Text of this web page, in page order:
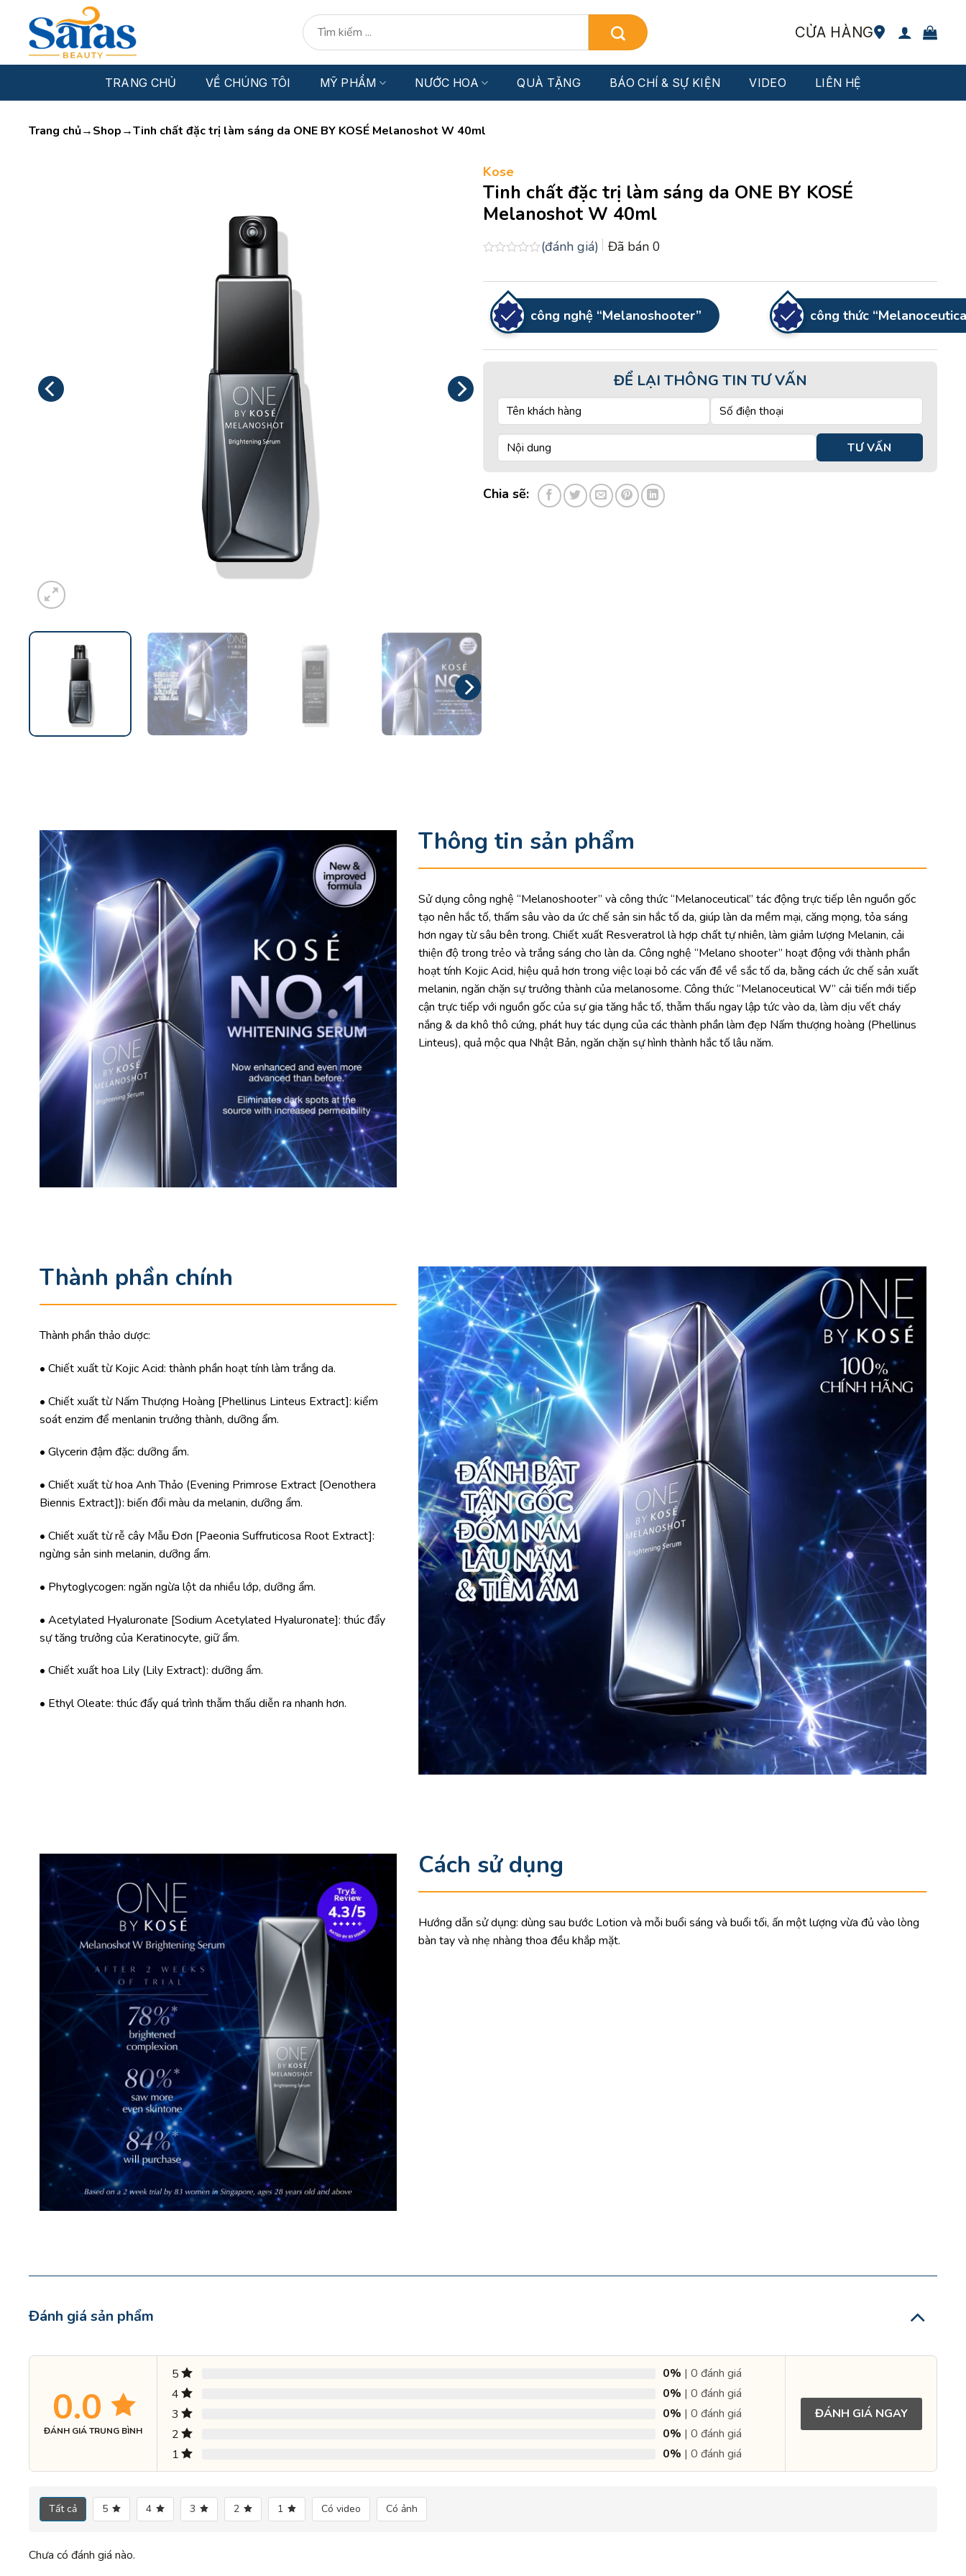
dung
Tìm
kiếm:
CỬA HÀNG
TRANG CHỦ VỀ CHÚNG TÔI MỸ PHẨM NƯỚC HOA QUÀ TẶNG BÁO CHÍ & SỰ KIỆN VIDEO LIÊN HỆ
Trang chủ→Shop→Tinh chất đặc trị làm sáng da ONE BY KOSÉ Melanoshot W 40ml
Kose
Tinh chất đặc trị làm sáng da ONE BY KOSÉ
Melanoshot W 40ml
sao
(đánh giá) Đã bán 0
công nghệ “Melanoshooter” công thức
ĐỂ LẠI THÔNG TIN TƯ VẤN
Chia sẽ:
Thông tin sản phẩm
Sử dụng công nghệ “Melanoshooter” và công thức “Melanoceutical” tác động trực tiếp lên nguồn gốc
tạo nên hắc tố, thấm sâu vào da ức chế sản sin hắc tố da, giúp làn da mềm mại, căng mọng, tỏa sáng
hơn ngay từ sâu bên trong. Chiết xuất Resveratrol là hợp chất tự nhiên, làm giảm lượng Melanin, cải
thiện độ trong trẻo và trắng sáng cho làn da. Công nghệ “Melano shooter” hoạt động với thành phần
hoạt tính Kojic Acid, hiệu quả hơn trong việc loại bỏ các vấn đề về sắc tố da, bằng cách ức chế sản xuất
melanin, ngăn chặn sự trưởng thành của melanosome. Công thức “Melanoceutical W” cải tiến mới tiếp
cận trực tiếp với nguồn gốc của sự gia tăng hắc tố, thẫm thấu ngay lập tức vào da, làm dịu vết cháy
nắng & da khô thô cứng, phát huy tác dụng của các thành phần làm đẹp Nấm thượng hoàng (Phellinus
Linteus), quả mộc qua Nhật Bản, ngăn chặn sự hình thành hắc tố lâu năm.
Thành phần chính
Thành phần thảo dược:
• Chiết xuất từ Kojic Acid: thành phần hoạt tính làm trắng da.
• Chiết xuất từ Nấm Thượng Hoàng [Phellinus Linteus Extract]: kiểm
soát enzim để menlanin trưởng thành, dưỡng ẩm.
• Glycerin đậm đặc: dưỡng ẩm.
• Chiết xuất từ hoa Anh Thảo (Evening Primrose Extract [Oenothera
Biennis Extract]): biến đổi màu da melanin, dưỡng ẩm.
• Chiết xuất từ rễ cây Mẫu Đơn [Paeonia Suffruticosa Root Extract]:
ngừng sản sinh melanin, dưỡng ẩm.
• Phytoglycogen: ngăn ngừa lột da nhiều lớp, dưỡng ẩm.
• Acetylated Hyaluronate [Sodium Acetylated Hyaluronate]: thúc đẩy
sự tăng trưởng của Keratinocyte, giữ ẩm.
• Chiết xuất hoa Lily (Lily Extract): dưỡng ẩm.
• Ethyl Oleate: thúc đẩy quá trình thẫm thấu diễn ra nhanh hơn.
Cách sử dụng
Hướng dẫn sử dụng: dùng sau bước Lotion và mỗi buổi sáng và buổi tối, ấn một lượng vừa đủ vào lòng
bàn tay và nhẹ nhàng thoa đều khắp mặt.
Đánh giá sản phẩm
0.0
ĐÁNH GIÁ TRUNG BÌNH
5 0% | 0 đánh giá
4
0% | 0 đánh giá
3
0% | 0 đánh giá
2
0% | 0 đánh giá
1
0% | 0 đánh giá
ĐÁNH GIÁ NGAY
Tất cả 5 4 3 2 1 Có video Có ảnh
Chưa có đánh giá nào.